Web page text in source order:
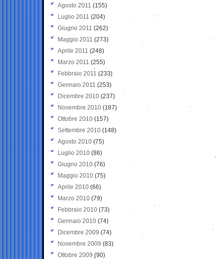
Agosto 2011 (155)
Luglio 2011 (204)
Giugno 2011 (262)
Maggio 2011 (273)
Aprile 2011 (248)
Marzo 2011 (255)
Febbraio 2011 (233)
Gennaio 2011 (253)
Dicembre 2010 (237)
Novembre 2010 (187)
Ottobre 2010 (157)
Settembre 2010 (148)
Agosto 2010 (75)
Luglio 2010 (86)
Giugno 2010 (76)
Maggio 2010 (75)
Aprile 2010 (66)
Marzo 2010 (79)
Febbraio 2010 (73)
Gennaio 2010 (74)
Dicembre 2009 (74)
Novembre 2009 (83)
Ottobre 2009 (90)